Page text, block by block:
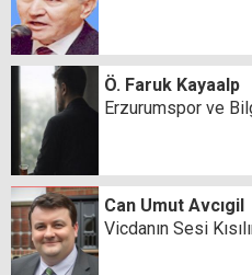
Ö. Faruk Kayaalp
Erzurumspor ve
Can Umut Avcıgil
Vicdanın Sesi